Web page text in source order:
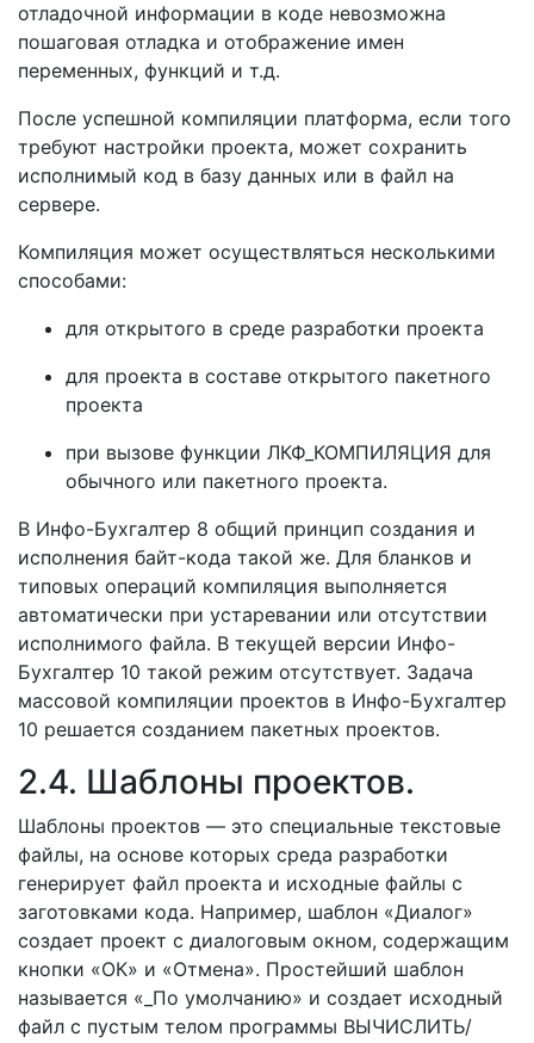
отладочной информации в коде невозможна
пошаговая отладка и отображение имен
переменных, функций и т.д.
После успешной компиляции платформа, если того
требуют настройки проекта, может сохранить
исполнимый код в базу данных или в файл на
сервере.
Компиляция может осуществляться несколькими
способами:
для открытого в среде разработки проекта
для проекта в составе открытого пакетного
проекта
при вызове функции ЛКФ_КОМПИЛЯЦИЯ для
обычного или пакетного проекта.
В Инфо-Бухгалтер 8 общий принцип создания и
исполнения байт-кода такой же. Для бланков и
типовых операций компиляция выполняется
автоматически при устаревании или отсутствии
исполнимого файла. В текущей версии Инфо-
Бухгалтер 10 такой режим отсутствует. Задача
массовой компиляции проектов в Инфо-Бухгалтер
10 решается созданием пакетных проектов.
2.4. Шаблоны проектов.
Шаблоны проектов — это специальные текстовые
файлы, на основе которых среда разработки
генерирует файл проекта и исходные файлы с
заготовками кода. Например, шаблон «Диалог»
создает проект с диалоговым окном, содержащим
кнопки «ОК» и «Отмена». Простейший шаблон
называется «_По умолчанию» и создает исходный
файл с пустым телом программы ВЫЧИСЛИТЬ/